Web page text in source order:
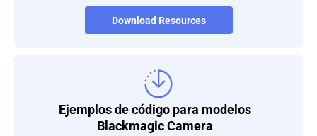
Download Resources
Ejemplos de código para modelos
Blackmagic Camera